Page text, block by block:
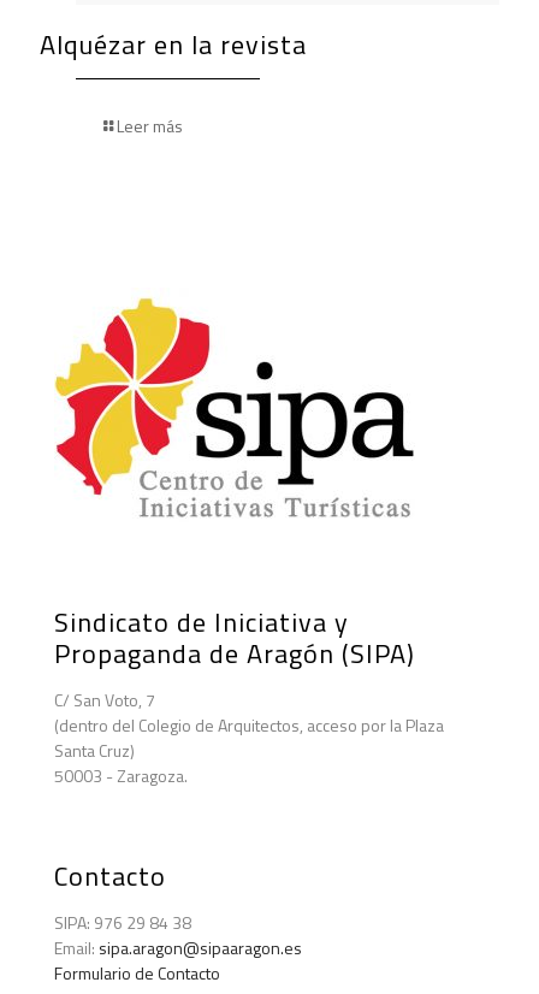
Alquézar en la revista
Leer más
Sindicato de Iniciativa y
Propaganda de Aragón (SIPA)
C/ San Voto, 7
(dentro del Colegio de Arquitectos, acceso por la Plaza
Santa Cruz)
50003 - Zaragoza.
Contacto
SIPA: 976 29 84 38
Email: sipa.aragon@sipaaragon.es
Formulario de Contacto